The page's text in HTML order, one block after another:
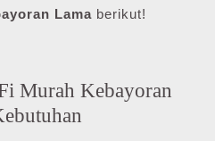
Lama berikut!
Murah Kebayoran